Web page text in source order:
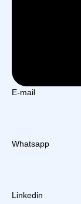
E-mail
Whatsapp
Linkedin